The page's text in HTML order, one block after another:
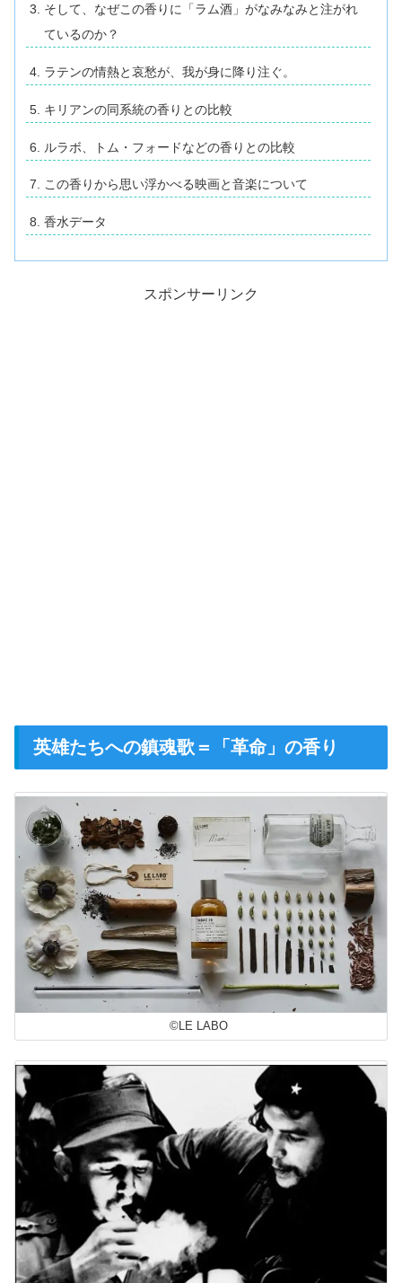
そして、なぜこの香りに「ラム酒」がなみなみと注がれ
ているのか？
ラテンの情熱と哀愁が、我が身に降り注ぐ。
キリアンの同系統の香りとの比較
ルラボ、トム・フォードなどの香りとの比較
この香りから思い浮かべる映画と音楽について
香水データ
スポンサーリンク
英雄たちへの鎮魂歌＝「革命」の香り
©LE LABO